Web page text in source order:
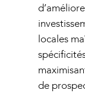
locales
de